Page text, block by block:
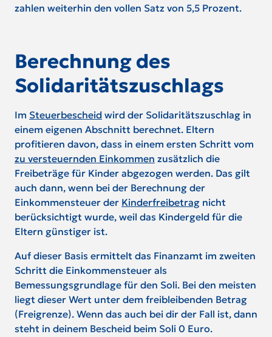
zahlen weiterhin den vollen Satz von 5,5 Prozent.
Berechnung des
Solidaritätszuschlags
Im Steuerbescheid wird der Solidaritätszuschlag in
einem eigenen Abschnitt berechnet. Eltern
profitieren davon, dass in einem ersten Schritt vom
zu versteuernden Einkommen zusätzlich die
Freibeträge für Kinder abgezogen werden. Das gilt
auch dann, wenn bei der Berechnung der
Einkommensteuer der Kinderfreibetrag nicht
berücksichtigt wurde, weil das Kindergeld für die
Eltern günstiger ist.
Auf dieser Basis ermittelt das Finanzamt im zweiten
Schritt die Einkommensteuer als
Bemessungsgrundlage für den Soli. Bei den meisten
liegt dieser Wert unter dem freibleibenden Betrag
(Freigrenze). Wenn das auch bei dir der Fall ist, dann
steht in deinem Bescheid beim Soli 0 Euro.